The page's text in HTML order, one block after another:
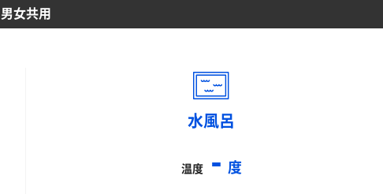
男女共用
水風呂
温度-度